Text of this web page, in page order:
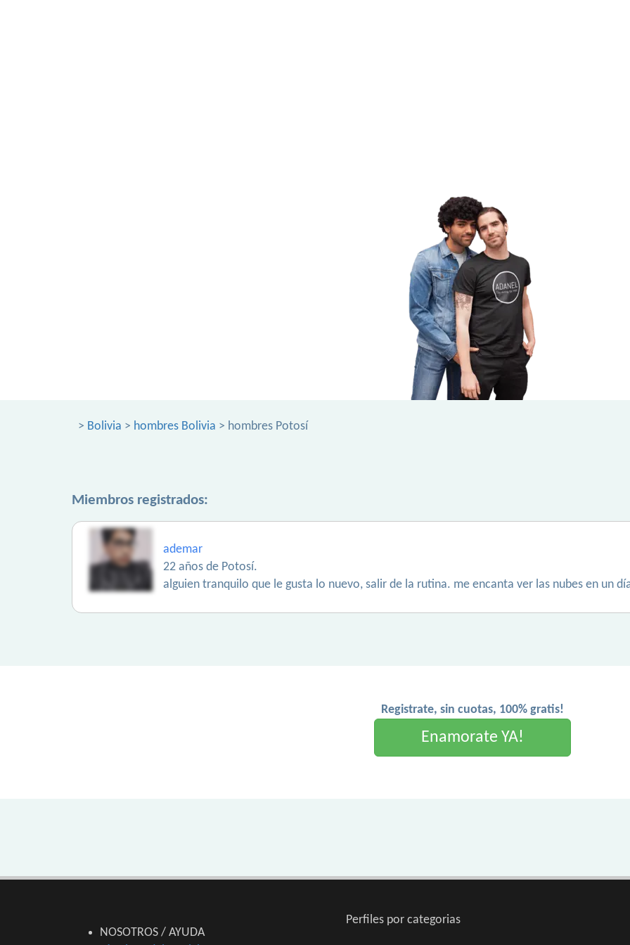
> Bolivia > hombres Bolivia > hombres Potosí
Miembros registrados:
ademar
22 años de Potosí.
alguien tranquilo que le gusta lo nuevo, salir de la rutina. me encanta ver las nubes en un
Registrate, sin cuotas, 100% gratis!
Enamorate YA!
NOSOTROS / AYUDA
Perfiles por categorias